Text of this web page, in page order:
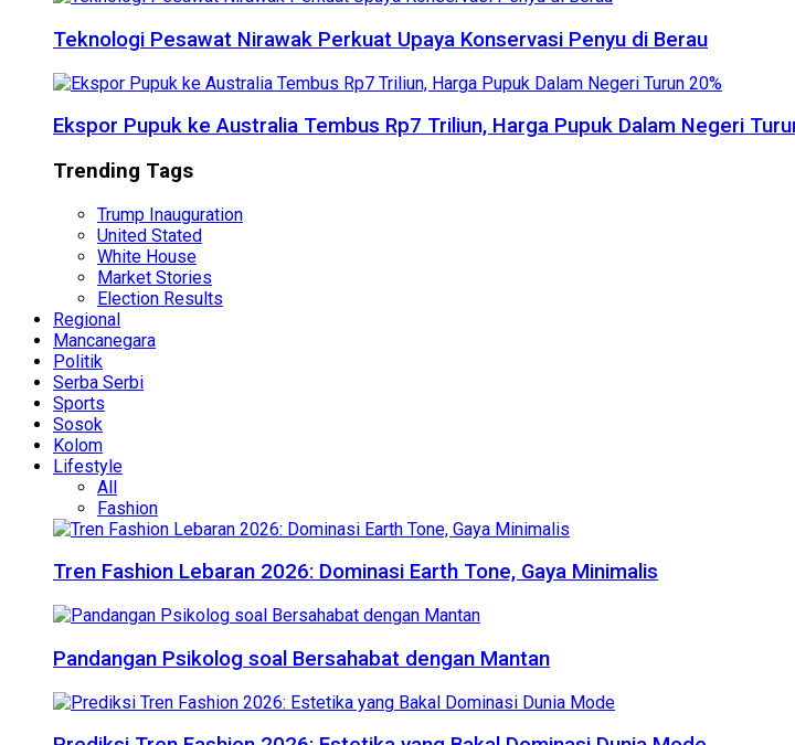
Teknologi Pesawat Nirawak Perkuat Upaya Konservasi Penyu di Berau
Ekspor Pupuk ke Australia Tembus Rp7 Triliun, Harga Pupuk Dalam Negeri
Trending Tags
Trump Inauguration
United Stated
White House
Market Stories
Election Results
Regional
Mancanegara
Politik
Serba Serbi
Sports
Sosok
Kolom
Lifestyle
All
Fashion
Tren Fashion Lebaran 2026: Dominasi Earth Tone, Gaya Minimalis
Pandangan Psikolog soal Bersahabat dengan Mantan